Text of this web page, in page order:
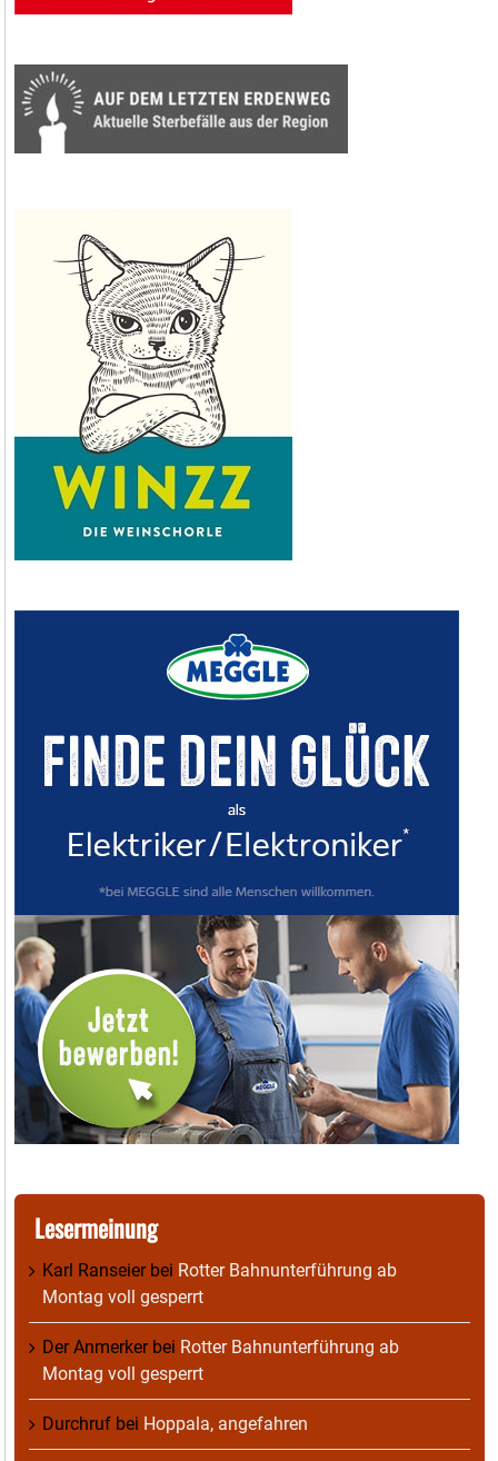
Lesermeinung
Karl Ranseierbei Rotter Bahnunterführung ab
Montag voll gesperrt
Der Anmerkerbei Rotter Bahnunterführung ab
Montag voll gesperrt
Durchruf bei Hoppala, angefahren